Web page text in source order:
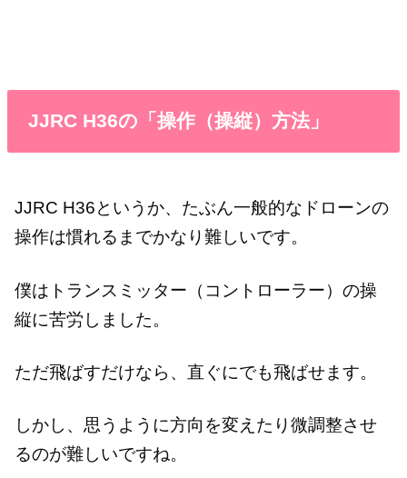
JJRC H36の「操作（操縦）方法」
JJRC H36というか、たぶん一般的なドローンの
操作は慣れるまでかなり難しいです。
僕はトランスミッター（コントローラー）の操
縦に苦労しました。
ただ飛ばすだけなら、直ぐにでも飛ばせます。
しかし、思うように方向を変えたり微調整させ
るのが難しいですね。